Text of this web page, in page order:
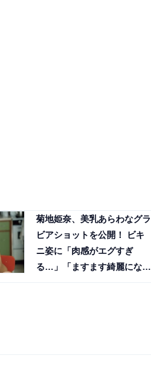
菊地姫奈、美乳あらわなグラ
ビアショットを公開！ ビキ
ニ姿に「肉感がエグすぎ
る…」「ますます綺麗になっ